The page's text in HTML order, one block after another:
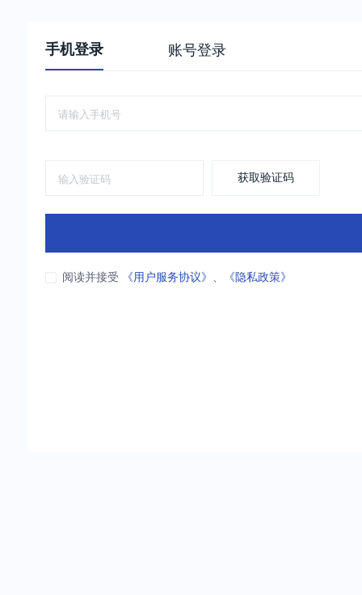
手机登录 账号登录
获取验证码
阅读并接受 《用户服务协议》 、 《隐私政策》